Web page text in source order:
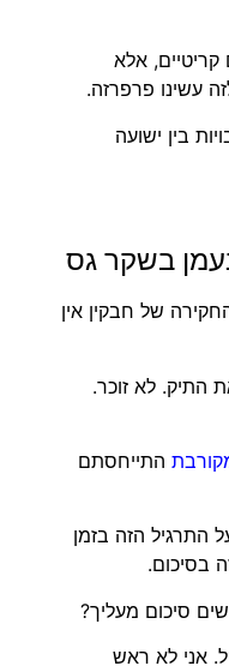
קריטיים, אלא
עשינו פרפרזה.
בין ישועה
בשקר גס
של חבקין אין
התיק. לא זוכר.
התייחסתם
התרגיל הזה בזמן
בסיכום.
סיכום מעליך?
אני לא ראש